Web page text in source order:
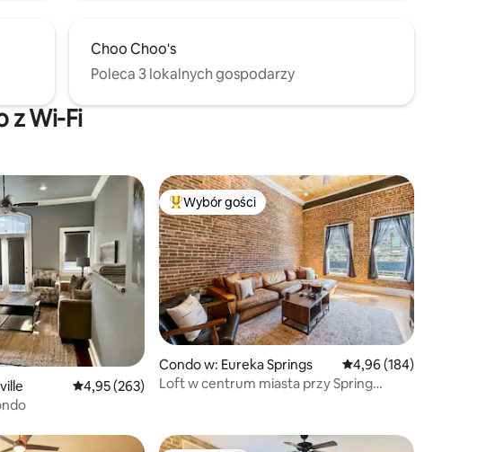
Choo Choo's
Poleca 3 lokalnych gospodarzy
z Wi-Fi
174
z kategorii Wybór gości
Średnia ocena: 4,95 na 5, liczba recenzji: 263
4,95 (263)
Najpopularniejsze z kategorii Wybór gości
Wybór gości
Condo w: Eureka Springs Średnia ocena: 4,96
4,96 (184)
Loft w centrum miasta przy Spring